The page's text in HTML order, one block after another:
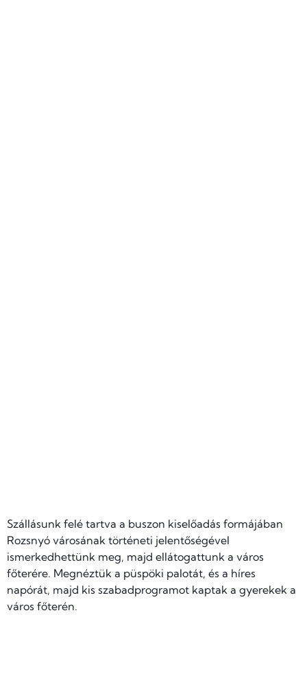
Szállásunk felé tartva a buszon kiselőadás formájában
Rozsnyó városának történeti jelentőségével
ismerkedhettünk meg, majd ellátogattunk a város
főterére. Megnéztük a püspöki palotát, és a híres
napórát, majd kis szabadprogramot kaptak a gyerekek a
város főterén.